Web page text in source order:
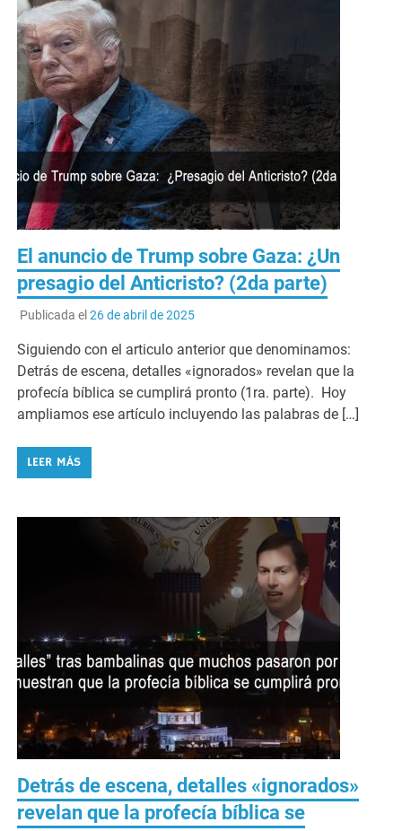
El anuncio de Trump sobre Gaza: ¿Un
presagio del Anticristo? (2da parte)
Publicada el 26 de abril de 2025
Siguiendo con el articulo anterior que denominamos:
Detrás de escena, detalles «ignorados» revelan que la
profecía bíblica se cumplirá pronto (1ra. parte). Hoy
ampliamos ese artículo incluyendo las palabras de […]
LEER MÁS
Detrás de escena, detalles «ignorados»
revelan que la profecía bíblica se